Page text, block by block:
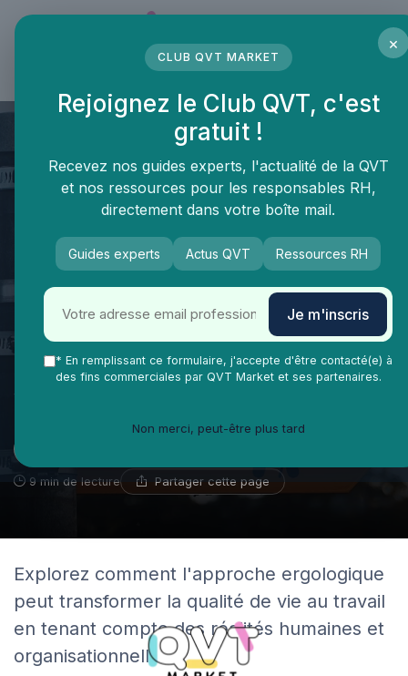
QVT Market Bien-être employés
L'approche ergologique : une
clé pour améliorer la qualité de
9 min de lecture Partager cette page
Explorez comment l'approche ergologique
peut transformer la qualité de vie au travail
en tenant compte des réalités humaines et
organisationnelles.
×
CLUB QVT MARKET
Rejoignez le Club QVT, c'est
gratuit !
Recevez nos guides experts, l'actualité de la QVT
et nos ressources pour les responsables RH,
directement dans votre boîte mail.
Guides experts Actus QVT Ressources RH
Je m'inscris
* En remplissant ce formulaire, j'accepte d'être contacté(e) à
des fins commerciales par QVT Market et ses partenaires.
Non merci, peut-être plus tard
Panneau de gestion des cookies